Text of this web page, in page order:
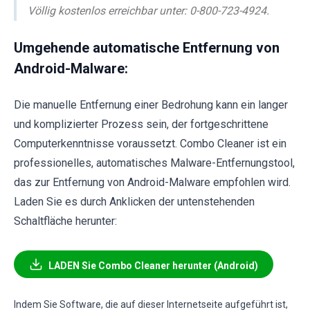
Völlig kostenlos erreichbar unter: 0-800-723-4924.
Umgehende automatische Entfernung von
Android-Malware:
Die manuelle Entfernung einer Bedrohung kann ein langer
und komplizierter Prozess sein, der fortgeschrittene
Computerkenntnisse voraussetzt. Combo Cleaner ist ein
professionelles, automatisches Malware-Entfernungstool,
das zur Entfernung von Android-Malware empfohlen wird.
Laden Sie es durch Anklicken der untenstehenden
Schaltfläche herunter:
LADEN Sie Combo Cleaner herunter (Android)
Indem Sie Software, die auf dieser Internetseite aufgeführt ist,